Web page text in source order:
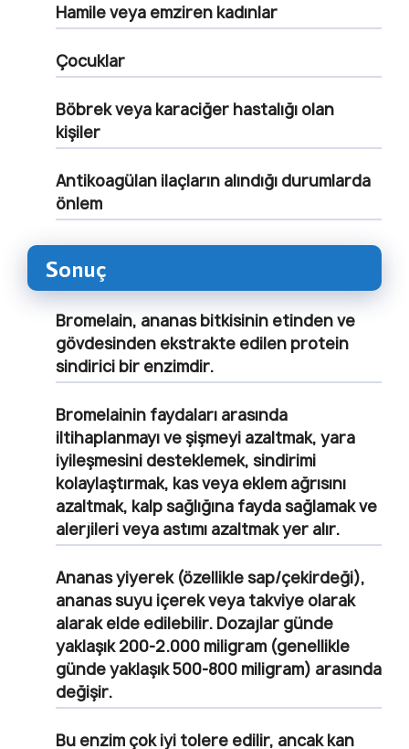
Hamile veya emziren kadınlar
Çocuklar
Böbrek veya karaciğer hastalığı olan
kişiler
Antikoagülan ilaçların alındığı durumlarda
önlem
Sonuç
Bromelain, ananas bitkisinin etinden ve
gövdesinden ekstrakte edilen protein
sindirici bir enzimdir.
Bromelainin faydaları arasında
iltihaplanmayı ve şişmeyi azaltmak, yara
iyileşmesini desteklemek, sindirimi
kolaylaştırmak, kas veya eklem ağrısını
azaltmak, kalp sağlığına fayda sağlamak ve
alerjileri veya astımı azaltmak yer alır.
Ananas yiyerek (özellikle sap/çekirdeği),
ananas suyu içerek veya takviye olarak
alarak elde edilebilir. Dozajlar günde
yaklaşık 200-2.000 miligram (genellikle
günde yaklaşık 500-800 miligram) arasında
değişir.
Bu enzim çok iyi tolere edilir, ancak kan